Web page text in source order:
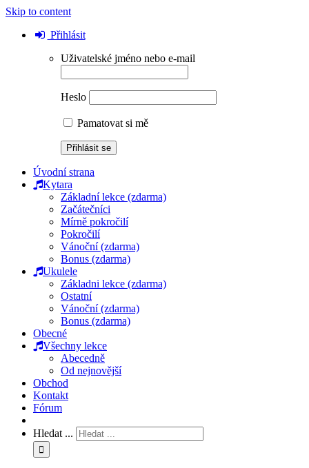
Skip to content
Přihlásit
Uživatelské jméno nebo e-mail
Heslo
Pamatovat si mě
Úvodní strana
Kytara
Základní lekce (zdarma)
Začátečníci
Mírně pokročilí
Pokročilí
Vánoční (zdarma)
Bonus (zdarma)
Ukulele
Základni lekce (zdarma)
Ostatní
Vánoční (zdarma)
Bonus (zdarma)
Obecné
Všechny lekce
Abecedně
Od nejnovější
Obchod
Kontakt
Fórum
Hledat ...